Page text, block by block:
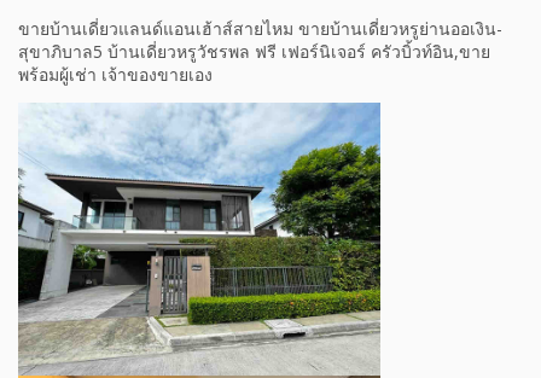
ขายบ้านเดี่ยวแลนด์แอนเฮ้าส์สายไหม ขายบ้านเดี่ยวหรูย่านออเงิน-
สุขาภิบาล5 บ้านเดี่ยวหรูวัชรพล ฟรี เฟอร์นิเจอร์ ครัวบิ้วท์อิน,ขาย
พร้อมผู้เช่า เจ้าของขายเอง